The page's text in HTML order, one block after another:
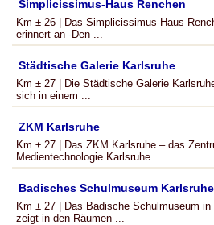
Simplicissimus-Haus Renchen
Km ± 26 | Das Simplicissimus-Haus
erinnert an -Den ...
Städtische Galerie Karlsruhe
Km ± 27 | Die Städtische Galerie
sich in einem ...
ZKM Karlsruhe
Km ± 27 | Das ZKM Karlsruhe – das
Medientechnologie Karlsruhe ...
Badisches Schulmuseum Karlsruhe
Km ± 27 | Das Badische Schulmuseum
zeigt in den Räumen ...